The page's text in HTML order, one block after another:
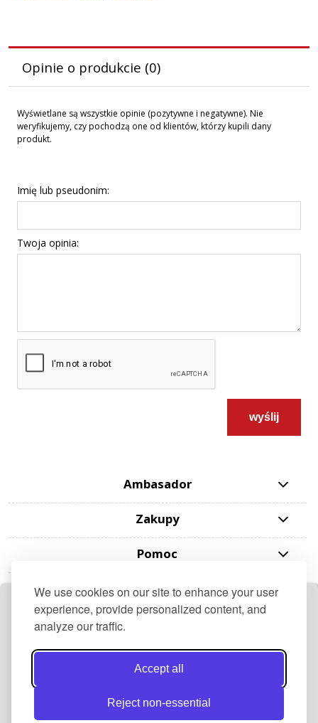
We use cookies on our site to enhance your user
experience, provide personalized content, and
analyze our traffic.
Accept all
Reject non-essential
Opinie o produkcie (0)
Wyświetlane są wszystkie opinie (pozytywne i negatywne). Nie
weryfikujemy, czy pochodzą one od klientów, którzy kupili dany
produkt.
Imię lub pseudonim:
Twoja opinia:
wyślij
Ambasador
Zakupy
Pomoc
Moje konto
pokaż pełną wersję strony
Otrzymaj darmowy przepis + 10 zł rabatu
Chcę zapisać się do newslettera